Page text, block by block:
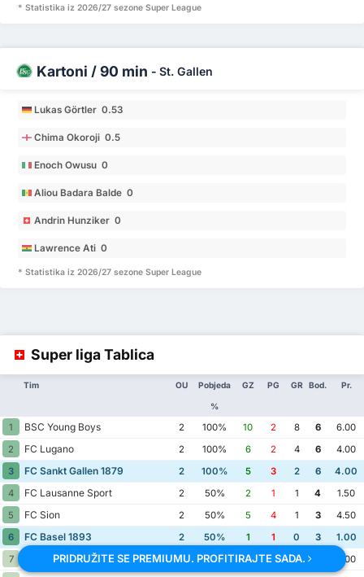
* Statistika iz 2026/27 sezone Super League
Kartoni / 90 min - St. Gallen
Lukas Görtler 0.53
Chima Okoroji 0.5
Enoch Owusu 0
Aliou Badara Balde 0
Andrin Hunziker 0
Lawrence Ati 0
* Statistika iz 2026/27 sezone Super League
Super liga Tablica
Tim OU Pobjeda
%
GZ PG GR Bod. Pr.
1 BSC Young Boys 2 100% 10 2 8 6
6.00
2
FC Lugano 2 100% 6 2 4 6
4.00
3
FC Sankt Gallen 1879 2 100% 5 3 2 6
4.00
4
FC Lausanne Sport 2 50% 2 1 1 4
1.50
5
FC Sion 2 50% 5 4 1 3
4.50
6
FC Basel 1893 2 50% 1 1 0 3
1.00
7
FC Zurich 2 50% 3 3 0
3.00
PRIDRUŽITE SE PREMIUMU. PROFITIRAJTE SADA.